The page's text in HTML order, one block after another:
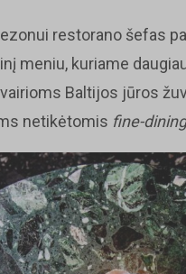
restorano šefas
meniu, kuriame
Baltijos jūros
netikėtomis fine-dining